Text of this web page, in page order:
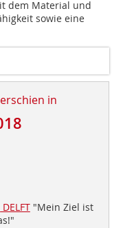
dem Material und
sowie eine
in
"Mein Ziel ist